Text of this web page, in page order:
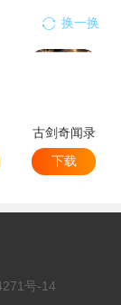
换一换
古剑奇闻录
下载
号-14